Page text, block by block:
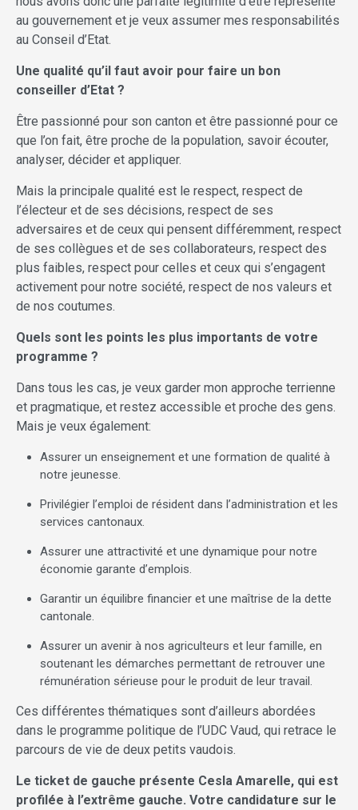
au gouvernement et je veux assumer mes responsabilités
au Conseil d’Etat.
Une qualité qu’il faut avoir pour faire un bon
conseiller d’Etat ?
Être passionné pour son canton et être passionné pour ce
que l’on fait, être proche de la population, savoir écouter,
analyser, décider et appliquer.
Mais la principale qualité est le respect, respect de
l’électeur et de ses décisions, respect de ses
adversaires et de ceux qui pensent différemment, respect
de ses collègues et de ses collaborateurs, respect des
plus faibles, respect pour celles et ceux qui s’engagent
activement pour notre société, respect de nos valeurs et
de nos coutumes.
Quels sont les points les plus importants de votre
programme ?
Dans tous les cas, je veux garder mon approche terrienne
et pragmatique, et restez accessible et proche des gens.
Mais je veux également:
Assurer un enseignement et une formation de qualité à
notre jeunesse.
Privilégier l’emploi de résident dans l’administration et les
services cantonaux.
Assurer une attractivité et une dynamique pour notre
économie garante d’emplois.
Garantir un équilibre financier et une maîtrise de la dette
cantonale.
Assurer un avenir à nos agriculteurs et leur famille, en
soutenant les démarches permettant de retrouver une
rémunération sérieuse pour le produit de leur travail.
Ces différentes thématiques sont d’ailleurs abordées
dans le programme politique de l’UDC Vaud, qui retrace le
parcours de vie de deux petits vaudois.
Le ticket de gauche présente Cesla Amarelle, qui est
profilée à l’extrême gauche. Votre candidature sur le